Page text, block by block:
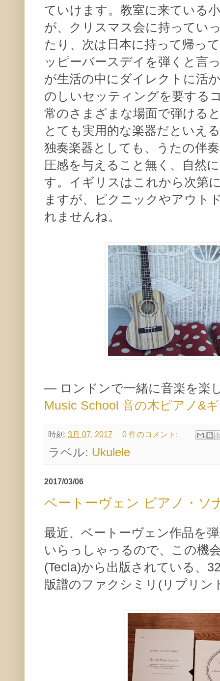
ていけます。教室に来ている
が、クリスマス会に持ってい
たり、次は日本に持って帰っ
ッピーバースデイを弾くと言
が生活の中にダイレクトに活
のしいセッティングを要する
常のさまざまな場面で弾ける
とても実用的な楽器だといえ
独奏楽器としても、うたの伴
圧感を与えること無く、自然
す。イギリスはこれから次第
ますが、ピクニックやアウト
れませんね。
— ロンドンで一緒に音楽を楽
Music School 音の木ピアノ&
時刻: 3月 07, 2017 0 件のコメント:
ラベル: Ukulele
2017/03/06
ベートーヴェン ピアノ・ソ
最近、ベートーヴェン作品を
いらっしゃっるので、この機
(Tecla)から出版されている、
版譜のファクシミリ(リプリン